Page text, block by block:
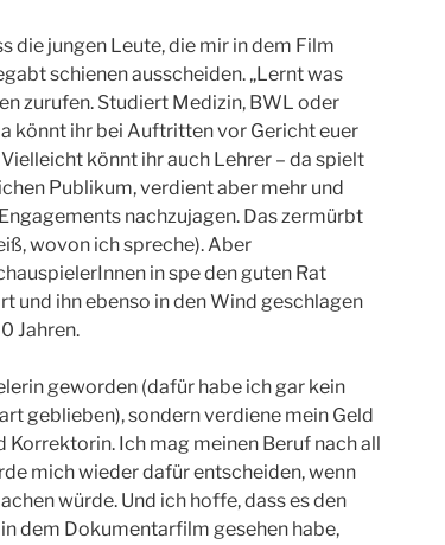
die jungen Leute, die mir in dem Film
schienen ausscheiden. „Lernt was
zurufen. Studiert Medizin, BWL oder
könnt ihr bei Auftritten vor Gericht euer
könnt ihr auch Lehrer – da spielt
Publikum, verdient aber mehr und
nachzujagen. Das zermürbt
wovon ich spreche). Aber
in spe den guten Rat
und ihn ebenso in den Wind geschlagen
Jahren.
geworden (dafür habe ich gar kein
geblieben), sondern verdiene mein Geld
Korrektorin. Ich mag meinen Beruf nach all
mich wieder dafür entscheiden, wenn
würde. Und ich hoffe, dass es den
dem Dokumentarfilm gesehen habe,